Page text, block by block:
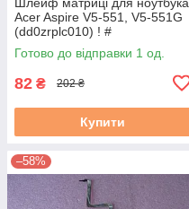
Acer Aspire V5-551, V5-551G
(dd0zrplc010) ! #
Готово до відправки 1 од.
82 ₴ 202 ₴
Купити
–58%